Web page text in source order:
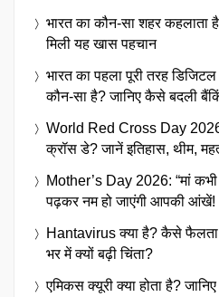
भारत का कौन-सा शहर कहलाता
मिली यह खास पहचान
भारत का पहला पूरी तरह
कौन-सा है? जानिए कैसे बदली
World Red Cross Day 2026:
क्रॉस डे? जानें इतिहास, थीम,
Mother’s Day 2026: “मां कभी
पढ़कर नम हो जाएंगी आपकी आंखें!
Hantavirus क्या है? कैसे फैलता
भर में क्यों बढ़ी चिंता?
एमिकस क्यूरी क्या होता है?